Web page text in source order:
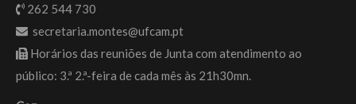
262 544 730
secretaria.montes@ufcam.pt
Horários das reuniões de Junta com atendimento ao
público: 3.ª 2.ª-feira de cada mês às 21h30mn.